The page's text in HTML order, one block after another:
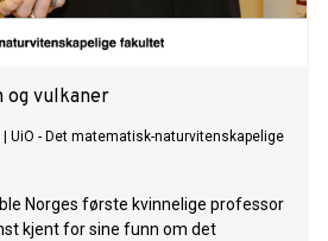
vulkaner
UiO - Det matematisk-naturvitenskapelige
Norges første kvinnelige professor
kjent for sine funn om det